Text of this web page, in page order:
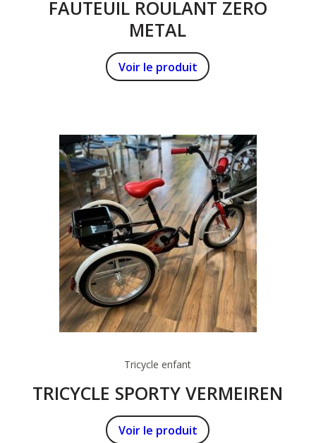
FAUTEUIL ROULANT ZERO
METAL
Voir le produit
Tricycle enfant
TRICYCLE SPORTY VERMEIREN
Voir le produit